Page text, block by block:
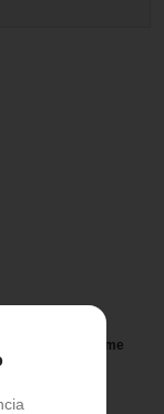
Toilette - Perfume